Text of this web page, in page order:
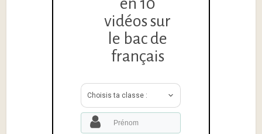
vidéos sur
le bac de
français
Choisis ta classe :